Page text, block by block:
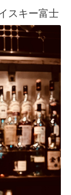
スキー富士